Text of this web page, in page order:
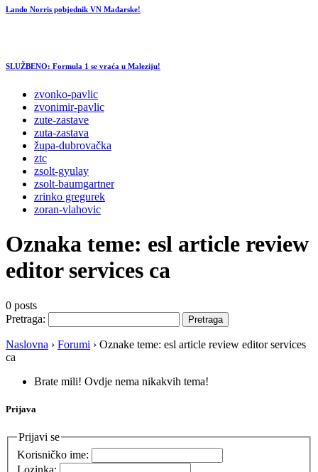
Lando Norris pobjednik VN Mađarske!
SLUŽBENO: Formula 1 se vraća u Maleziju!
zvonko-pavlic
zvonimir-pavlic
zute-zastave
zuta-zastava
župa-dubrovačka
ztc
zsolt-gyulay
zsolt-baumgartner
zrinko gregurek
zoran-vlahovic
Oznaka teme: esl article review
editor services ca
0 posts
Pretraga:
Naslovna › Forumi › Oznake teme: esl article review editor services
ca
Brate mili! Ovdje nema nikakvih tema!
Prijava
Prijavi se
Korisničko ime:
Lozinka: